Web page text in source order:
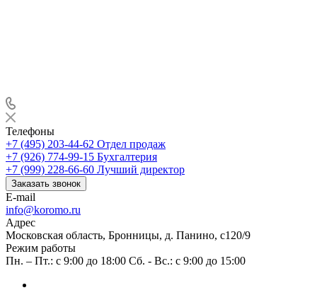
Телефоны
+7 (495) 203-44-62 Отдел продаж
+7 (926) 774-99-15 Бухгалтерия
+7 (999) 228-66-60 Лучший директор
Заказать звонок
E-mail
info@koromo.ru
Адрес
Московская область, Бронницы, д. Панино, с120/9
Режим работы
Пн. – Пт.: с 9:00 до 18:00 Сб. - Вс.: с 9:00 до 15:00